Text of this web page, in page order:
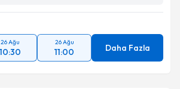
26 Ağu
10:30
26 Ağu
11:00 Daha Fazla